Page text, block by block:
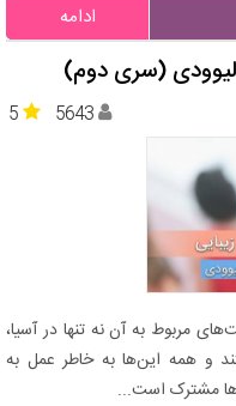
ادامه
(سری دوم)
5 5643
مربوط به آن نه تنها در آسیا،
و همه این‌ها به خاطر عمل به
مشترک است...